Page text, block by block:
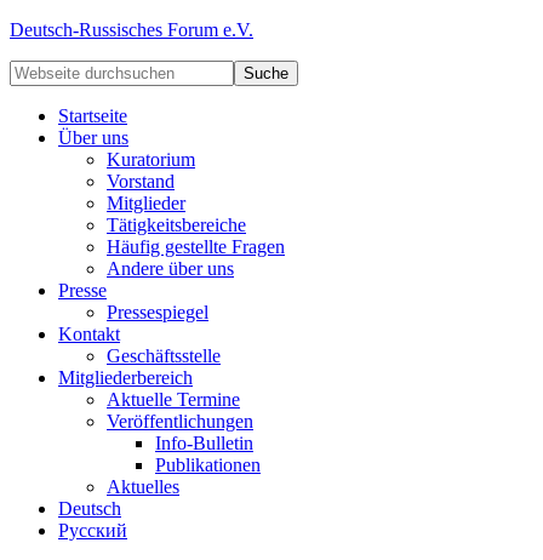
Deutsch-Russisches Forum e.V.
Startseite
Über uns
Kuratorium
Vorstand
Mitglieder
Tätigkeitsbereiche
Häufig gestellte Fragen
Andere über uns
Presse
Pressespiegel
Kontakt
Geschäftsstelle
Mitgliederbereich
Aktuelle Termine
Veröffentlichungen
Info-Bulletin
Publikationen
Aktuelles
Deutsch
Русский